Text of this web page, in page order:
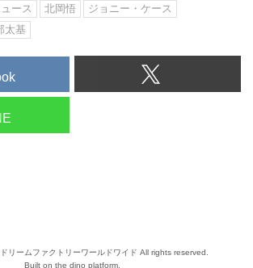
ース 北岡悟
ジョニー・ケース
太基
リームファクトリーワールドワイド All rights reserved.
Built on the dino platform.